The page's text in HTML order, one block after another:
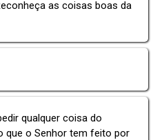
as coisas boas da
qualquer coisa do
que o Senhor tem feito por